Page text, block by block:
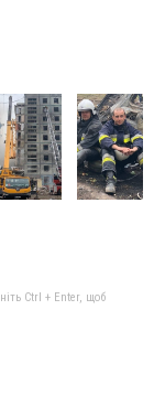
Ctrl + Enter, щоб